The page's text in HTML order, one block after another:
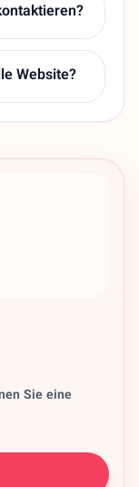
Website?
Sie eine